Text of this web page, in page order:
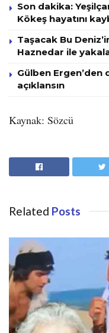
Son dakika:
Kökeş hayatını
Taşacak Bu
Haznedar ile
Gülben
açıklansın
Kaynak: Sözcü
Related Posts